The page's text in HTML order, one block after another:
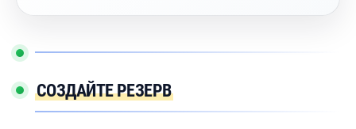
СОЗДАЙТЕ РЕЗЕР